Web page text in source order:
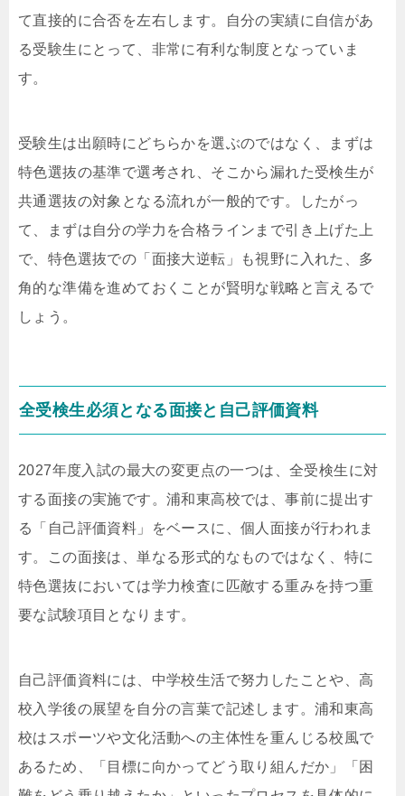
て直接的に合否を左右します。自分の実績に自信があ
る受験生にとって、非常に有利な制度となっていま
す。
受験生は出願時にどちらかを選ぶのではなく、まずは
特色選抜の基準で選考され、そこから漏れた受検生が
共通選抜の対象となる流れが一般的です。したがっ
て、まずは自分の学力を合格ラインまで引き上げた上
で、特色選抜での「面接大逆転」も視野に入れた、多
角的な準備を進めておくことが賢明な戦略と言えるで
しょう。
全受検生必須となる面接と自己評価資料
2027年度入試の最大の変更点の一つは、全受検生に対
する面接の実施です。浦和東高校では、事前に提出す
る「自己評価資料」をベースに、個人面接が行われま
す。この面接は、単なる形式的なものではなく、特に
特色選抜においては学力検査に匹敵する重みを持つ重
要な試験項目となります。
自己評価資料には、中学校生活で努力したことや、高
校入学後の展望を自分の言葉で記述します。浦和東高
校はスポーツや文化活動への主体性を重んじる校風で
あるため、「目標に向かってどう取り組んだか」「困